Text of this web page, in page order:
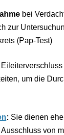
bei
zur
(Pap-Test)
um die
: Sie dienen
von